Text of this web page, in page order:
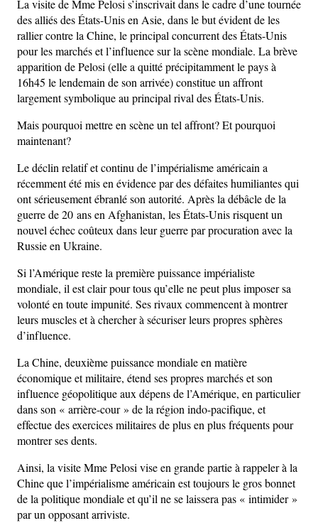
La visite de Mme Pelosi s’inscrivait dans le cadre d’une tournée
des alliés des États-Unis en Asie, dans le but évident de les
rallier contre la Chine, le principal concurrent des États-Unis
pour les marchés et l’influence sur la scène mondiale. La brève
apparition de Pelosi (elle a quitté précipitamment le pays à
16h45 le lendemain de son arrivée) constitue un affront
largement symbolique au principal rival des États-Unis.
Mais pourquoi mettre en scène un tel affront? Et pourquoi
maintenant?
Le déclin relatif et continu de l’impérialisme américain a
récemment été mis en évidence par des défaites humiliantes qui
ont sérieusement ébranlé son autorité. Après la débâcle de la
guerre de 20 ans en Afghanistan, les États-Unis risquent un
nouvel échec coûteux dans leur guerre par procuration avec la
Russie en Ukraine.
Si l’Amérique reste la première puissance impérialiste
mondiale, il est clair pour tous qu’elle ne peut plus imposer sa
volonté en toute impunité. Ses rivaux commencent à montrer
leurs muscles et à chercher à sécuriser leurs propres sphères
d’influence.
La Chine, deuxième puissance mondiale en matière
économique et militaire, étend ses propres marchés et son
influence géopolitique aux dépens de l’Amérique, en particulier
dans son « arrière-cour » de la région indo-pacifique, et
effectue des exercices militaires de plus en plus fréquents pour
montrer ses dents.
Ainsi, la visite Mme Pelosi vise en grande partie à rappeler à la
Chine que l’impérialisme américain est toujours le gros bonnet
de la politique mondiale et qu’il ne se laissera pas « intimider »
par un opposant arriviste.